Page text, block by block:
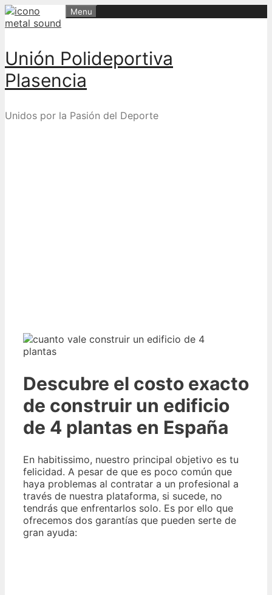
Skip
to
Unión Polideportiva
Plasencia
Unidos por la Pasión del Deporte
Menu
Descubre el costo exacto
de construir un edificio
de 4 plantas en España
En habitissimo, nuestro principal objetivo es tu
felicidad. A pesar de que es poco común que
haya problemas al contratar a un profesional a
través de nuestra plataforma, si sucede, no
tendrás que enfrentarlos solo. Es por ello que
ofrecemos dos garantías que pueden serte de
gran ayuda: